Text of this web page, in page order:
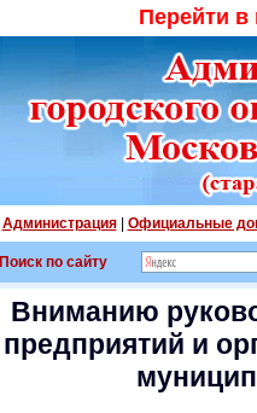
Перейти
Администрация| Официальные
Поиск по сайту
Вниманию
предприятий и